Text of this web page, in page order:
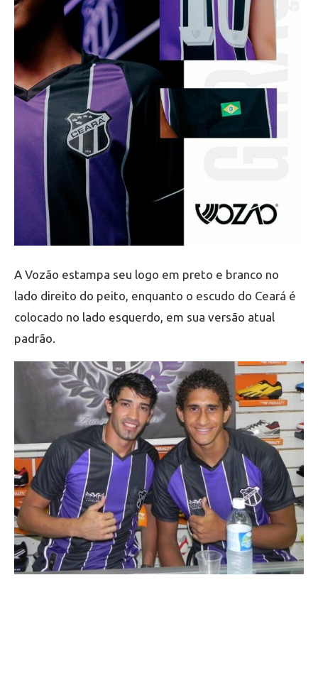
A Vozão estampa seu logo em preto e branco no
lado direito do peito, enquanto o escudo do Ceará é
colocado no lado esquerdo, em sua versão atual
padrão.